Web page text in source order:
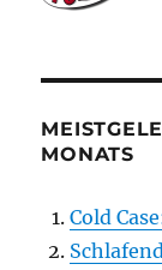
MONATS
Cold